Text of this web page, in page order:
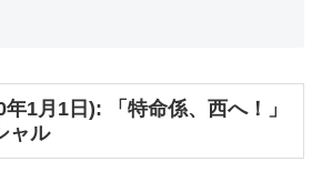
1月1日): 「特命係、西へ！」
ャル